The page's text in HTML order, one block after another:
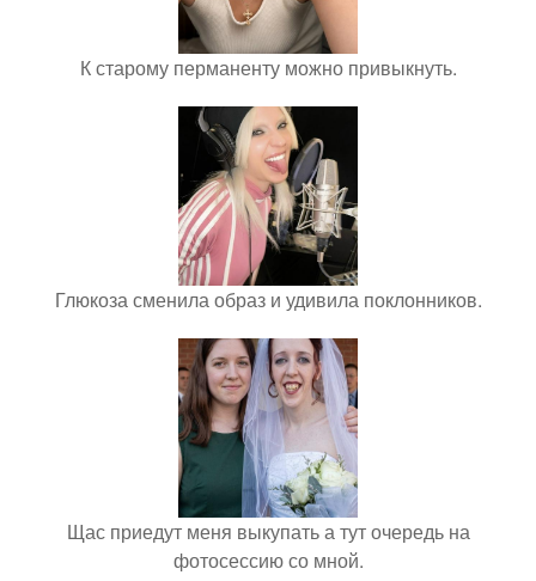
К старому перманенту можно привыкнуть.
Глюкоза сменила образ и удивила поклонников.
Щас приедут меня выкупать а тут очередь на
фотосессию со мной.